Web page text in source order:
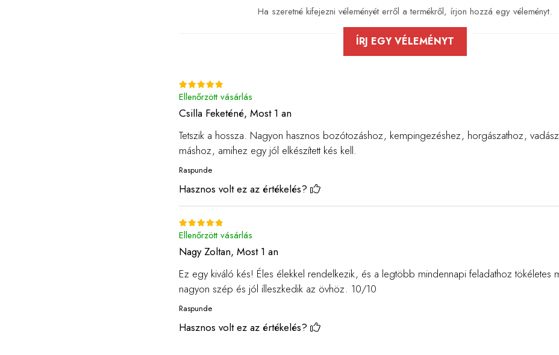
Ha szeretné kifejezni véleményét erről a termékről, írjon hozzá egy véleményt.
ÍRJ EGY VÉLEMÉNYT
Ellenőrzött vásárlás
Csilla Feketéné, Most 1 an
Tetszik a hossza. Nagyon hasznos bozótozáshoz, kempingezéshez, horgászathoz,
máshoz, amihez egy jól elkészített kés kell.
Raspunde
Hasznos volt ez az értékelés?
Ellenőrzött vásárlás
Nagy Zoltan, Most 1 an
Ez egy kiváló kés! Éles élekkel rendelkezik, és a legtöbb mindennapi feladathoz tökéletes
nagyon szép és jól illeszkedik az övhöz. 10/10
Raspunde
Hasznos volt ez az értékelés?